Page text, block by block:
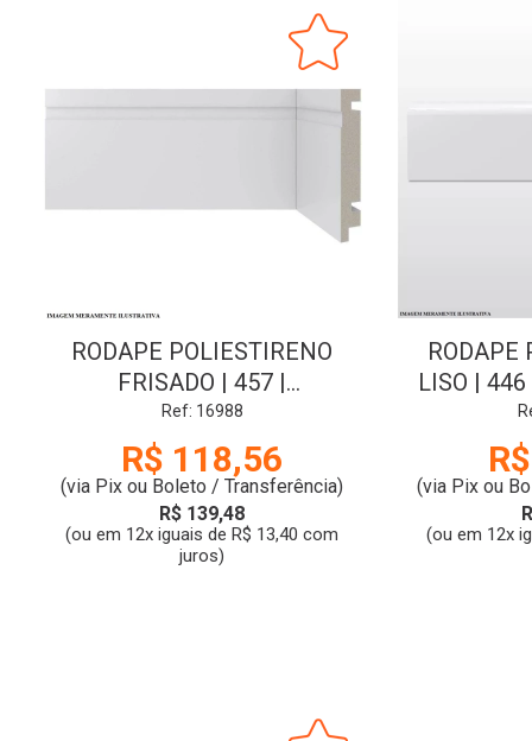
RODAPE POLIESTIRENO
FRISADO | 457 |
2.40mx10cm | BRANCO |
SANTA LUZIA
Ref: 16988
R$ 118,56
(via Pix ou Boleto / Transferência)
R$ 139,48
(ou em 12x iguais de R$ 13,40 com
juros)
RODAPE
LISO |
(via Pix ou
(ou em 12x